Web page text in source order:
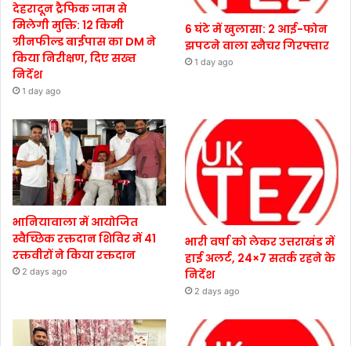
देहरादून ट्रैफिक जाम से
मिलेगी मुक्ति: 12 किमी
ग्रीनफील्ड बाईपास का DM ने
किया निरीक्षण, दिए सख्त
निर्देश
1 day ago
6 घंटे में खुलासा: 2 आई-फोन
झपटने वाला स्नैचर गिरफ्तार
1 day ago
भानियावाला में आयोजित
स्वैच्छिक रक्तदान शिविर में 41
रक्तवीरों ने किया रक्तदान
2 days ago
भारी वर्षा को लेकर उत्तराखंड में
हाई अलर्ट, 24×7 सतर्क रहने के
निर्देश
2 days ago